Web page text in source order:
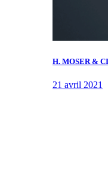
H. MOSER &
21 avril 2021